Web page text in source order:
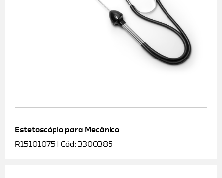
Estetoscópio para Mecânico
R15101075 | Cód: 3300385